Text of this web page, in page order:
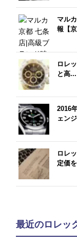
マル
報【
ロレ
と高...
2016
ェン
ロレ
定価
最近のロレッ